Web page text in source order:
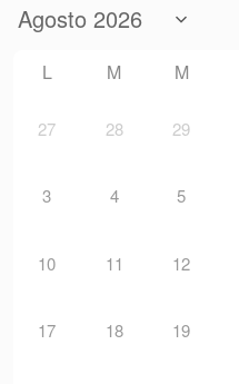
L M M
27 28 29
3 4 5
10 11 12
17 18 19